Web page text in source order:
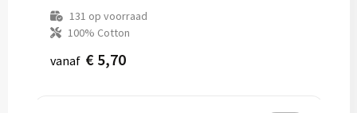
131 op voorraad
100% Cotton
vanaf € 5,70